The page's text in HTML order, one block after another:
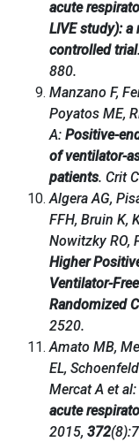
acute
LIVE study):
controlled trial
880.
Manzano F,
Poyatos ME,
A: Positive-
of ventilator-
patients. Crit
Algera AG,
FFH, Bruin K,
Nowitzky RO,
Higher
Ventilator-
Randomized
2520.
Amato MB,
EL,
Mercat A et al:
acute
2015, 372